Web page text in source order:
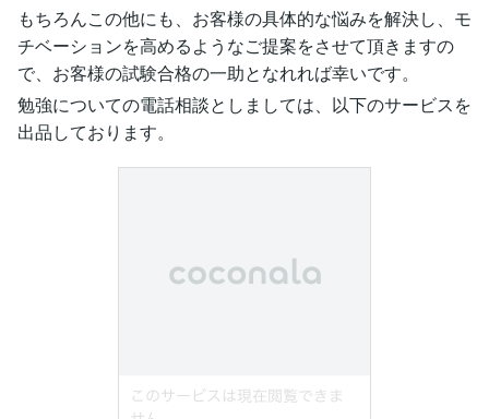
もちろんこの他にも、お客様の具体的な悩みを解決し、モ
チベーションを高めるようなご提案をさせて頂きますの
で、お客様の試験合格の一助となれれば幸いです。
勉強についての電話相談としましては、以下のサービスを
出品しております。